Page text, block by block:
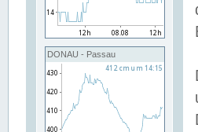
DONAU - Passau